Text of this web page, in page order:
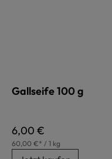
Gallseife 100 g
Regulärer Preis:
6,00 €
60,00 €* / 1 kg